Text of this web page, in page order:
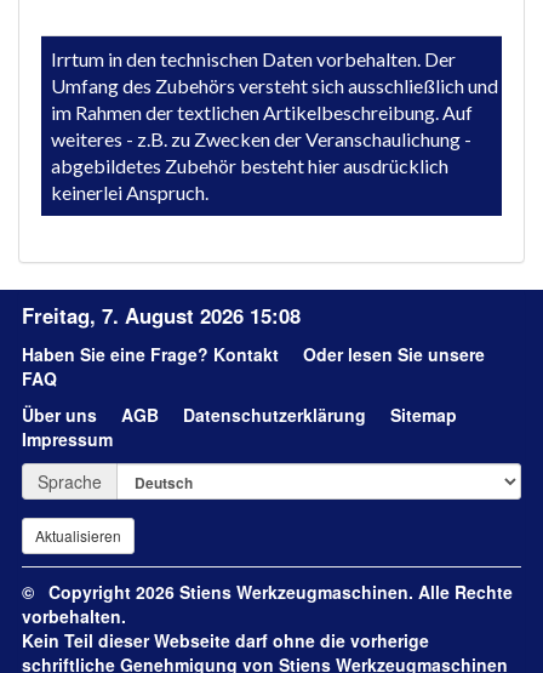
Irrtum in den technischen Daten vorbehalten. Der
Umfang des Zubehörs versteht sich ausschließlich und
im Rahmen der textlichen Artikelbeschreibung. Auf
weiteres - z.B. zu Zwecken der Veranschaulichung -
abgebildetes Zubehör besteht hier ausdrücklich
keinerlei Anspruch.
Freitag, 7. August 2026 15:08
Haben Sie eine Frage? Kontakt
Oder lesen Sie unsere
FAQ
Über uns
AGB Datenschutzerklärung
Sitemap
Impressum
Sprache
© Copyright 2026 Stiens Werkzeugmaschinen. Alle Rechte
vorbehalten.
Kein Teil dieser Webseite darf ohne die vorherige
schriftliche Genehmigung von Stiens Werkzeugmaschinen